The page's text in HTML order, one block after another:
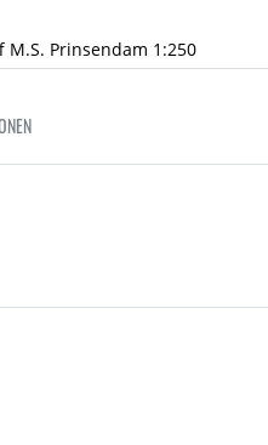
Prinsendam 1:250